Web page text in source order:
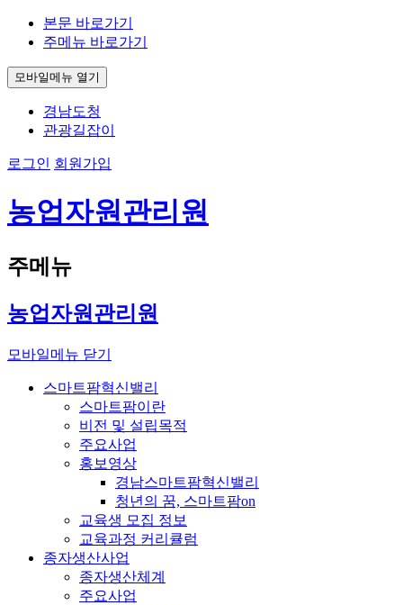
본문 바로가기
주메뉴 바로가기
모바일메뉴 열기
경남도청
관광길잡이
로그인 회원가입
농업자원관리원
주메뉴
농업자원관리원
모바일메뉴 닫기
스마트팜혁신밸리
스마트팜이란
비전 및 설립목적
주요사업
홍보영상
경남스마트팜혁신밸리
청년의 꿈, 스마트팜on
교육생 모집 정보
교육과정 커리큘럼
종자생산사업
종자생산체계
주요사업